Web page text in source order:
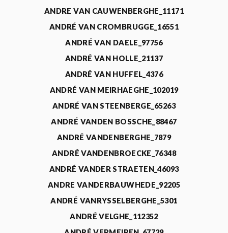
ANDRE VAN CAUWENBERGHE_11171
ANDRÉ VAN CROMBRUGGE_16551
ANDRÉ VAN DAELE_97756
ANDRÉ VAN HOLLE_21137
ANDRÉ VAN HUFFEL_4376
ANDRÉ VAN MEIRHAEGHE_102019
ANDRÉ VAN STEENBERGE_65263
ANDRÉ VANDEN BOSSCHE_88467
ANDRÉ VANDENBERGHE_7879
ANDRÉ VANDENBROECKE_76348
ANDRÉ VANDER STRAETEN_46093
ANDRE VANDERBAUWHEDE_92205
ANDRÉ VANRYSSELBERGHE_5301
ANDRÉ VELGHE_112352